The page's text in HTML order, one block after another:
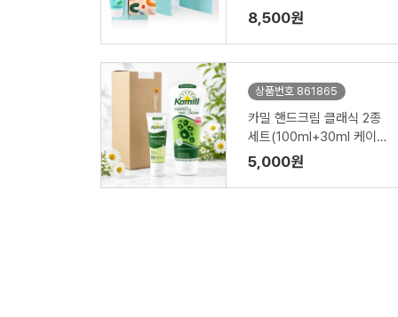
세트
8,500원
상품번호 861865
카밀 핸드크림 클래식 2종
세트(100ml+30ml 케이스
포함)
5,000원